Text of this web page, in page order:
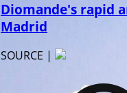
Diomande's rapid
Madrid
SOURCE |